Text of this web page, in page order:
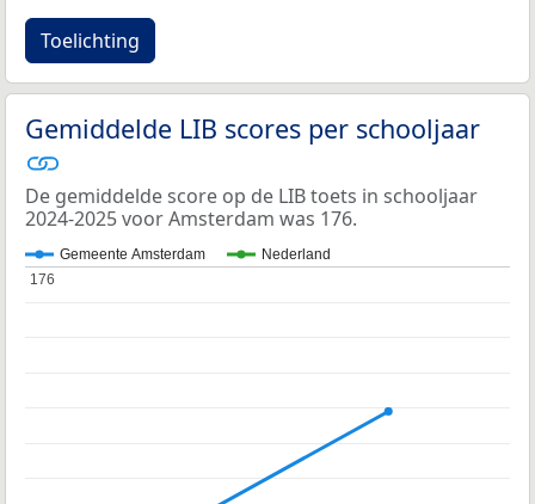
Toelichting
Gemiddelde LIB scores per schooljaar
De gemiddelde score op de LIB toets in schooljaar
2024-2025 voor Amsterdam was 176.
Gemeente Amsterdam Nederland
176
176